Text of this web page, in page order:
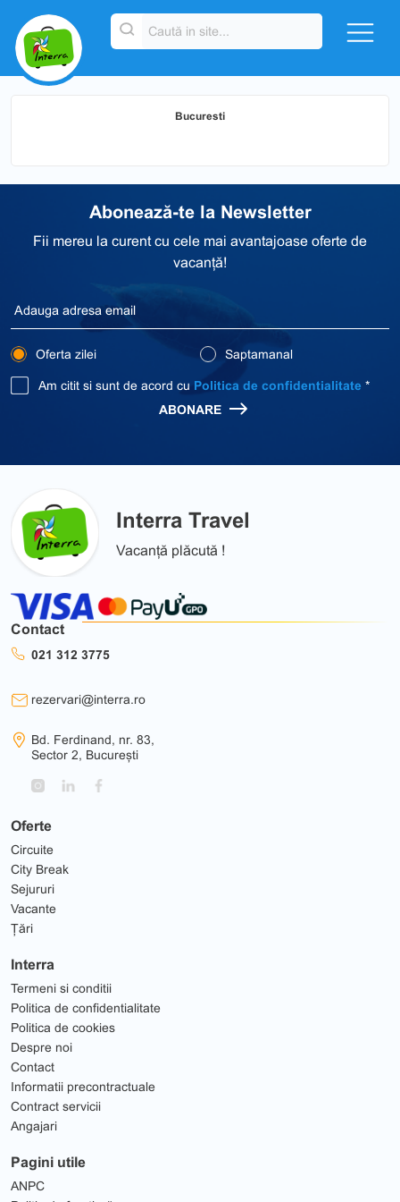
Bucuresti
Abonează-te la Newsletter
Fii mereu la curent cu cele mai avantajoase oferte de
vacanță!
Oferta zilei Saptamanal
Am citit si sunt de acord cu Politica de confidentialitate *
ABONARE
Interra Travel
Vacanță plăcută !
Oferte
Circuite
City Break
Sejururi
Vacante
Țări
Interra
Termeni si conditii
Politica de confidentialitate
Politica de cookies
Despre noi
Contact
Informatii precontractuale
Contract servicii
Angajari
Pagini utile
ANPC
Contact
021 312 3775
rezervari@interra.ro
Bd. Ferdinand, nr. 83,
Sector 2, București